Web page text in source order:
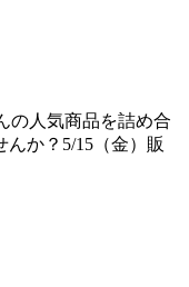
の人気商品を詰め合
んか？5/15（金）販